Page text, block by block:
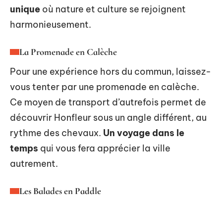
unique où nature et culture se rejoignent
harmonieusement.
La Promenade en Calèche
Pour une expérience hors du commun, laissez-
vous tenter par une promenade en calèche.
Ce moyen de transport d’autrefois permet de
découvrir Honfleur sous un angle différent, au
rythme des chevaux. Un voyage dans le
temps qui vous fera apprécier la ville
autrement.
Les Balades en Paddle